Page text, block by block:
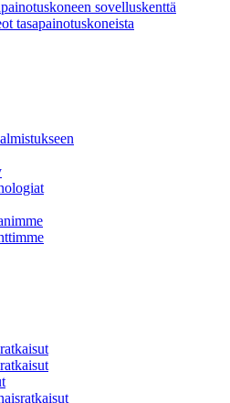
sovelluskenttä
tasapainotuskoneista